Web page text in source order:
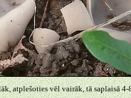
atplešoties vēl vairāk, tā saplaisā 4-